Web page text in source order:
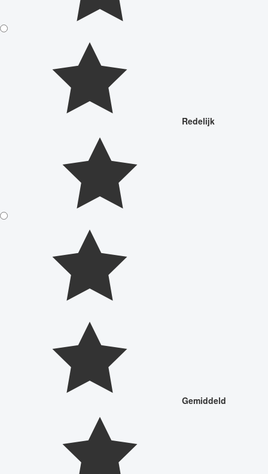
Redelijk
Gemiddeld